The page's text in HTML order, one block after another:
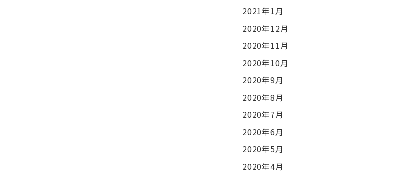
2021年1月
2020年12月
2020年11月
2020年10月
2020年9月
2020年8月
2020年7月
2020年6月
2020年5月
2020年4月